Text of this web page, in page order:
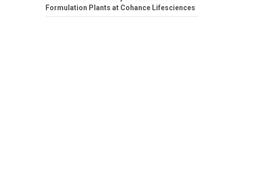
Formulation Plants at Cohance Lifesciences